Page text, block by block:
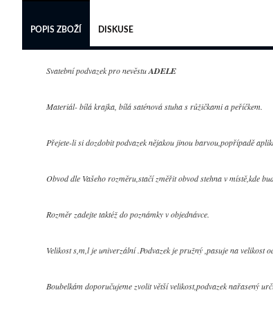
POPIS ZBOŽÍ DISKUSE
Svatební podvazek pro nevěstuADELE
Materiál- bílá krajka, bílá saténová stuha s růžičkami a peříčkem.
Přejete-li si dozdobit podvazek nějakou jinou barvou,popřípadě
Obvod dle Vašeho rozměru,stačí změřit obvod stehna v místě,kde
Rozměr zadejte taktéž do poznámky v objednávce.
Velikost s,m,l je univerzální .Podvazek je pružný ,pasuje na velikost
Boubelkám doporučujeme zvolit větší velikost,podvazek nařasený